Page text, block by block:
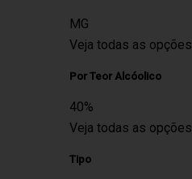
MG
Veja todas as opções
Por Teor Alcóolico
40%
Veja todas as opções
Tipo